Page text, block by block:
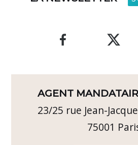
AGENT
23/25 rue Jean-
75001